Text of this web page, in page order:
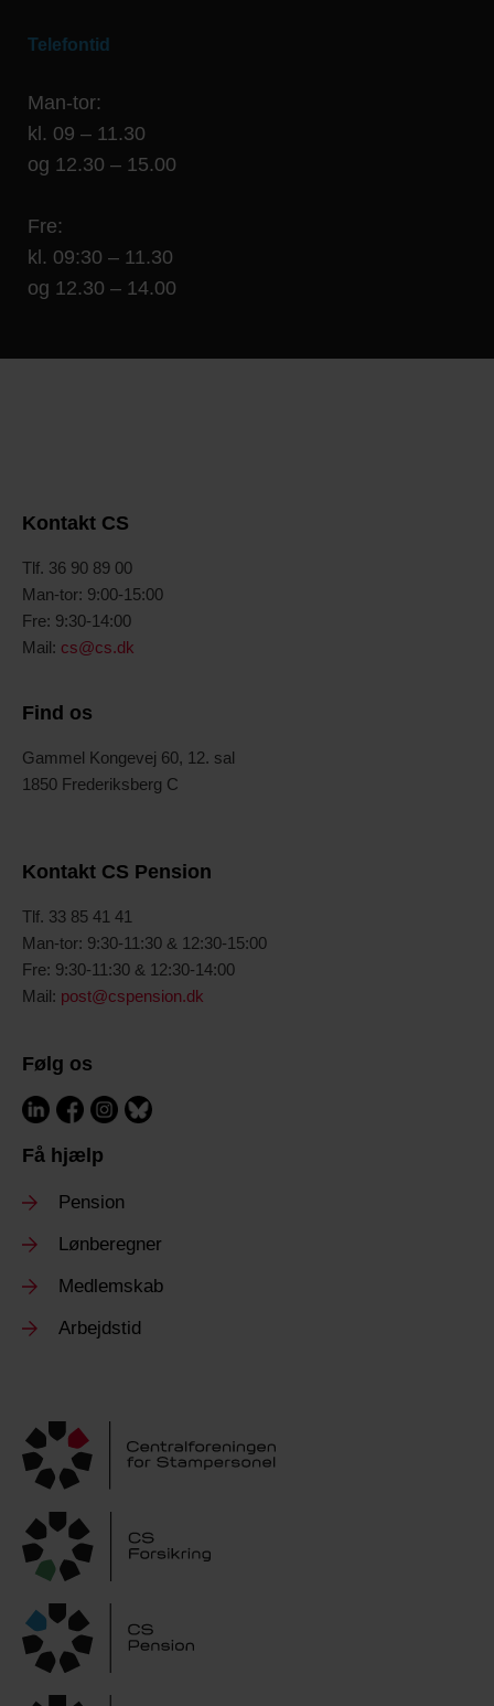
Telefontid
Man-tor:
kl. 09 – 11.30
og 12.30 – 15.00
Fre:
kl. 09:30 – 11.30
og 12.30 – 14.00
Kontakt CS
Tlf. 36 90 89 00
Man-tor: 9:00-15:00
Fre: 9:30-14:00
Mail: cs@cs.dk
Find os
Gammel Kongevej 60, 12. sal
1850 Frederiksberg C
Kontakt CS Pension
Tlf. 33 85 41 41
Man-tor: 9:30-11:30 & 12:30-15:00
Fre: 9:30-11:30 & 12:30-14:00
Mail: post@cspension.dk
Følg os
Få hjælp
Pension
Lønberegner
Medlemskab
Arbejdstid